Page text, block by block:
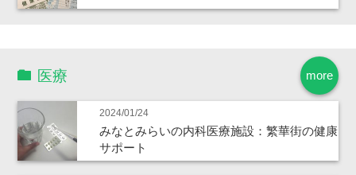
more
医療
2024/01/24
みなとみらいの内科医療施設：繁華街の健康
サポート